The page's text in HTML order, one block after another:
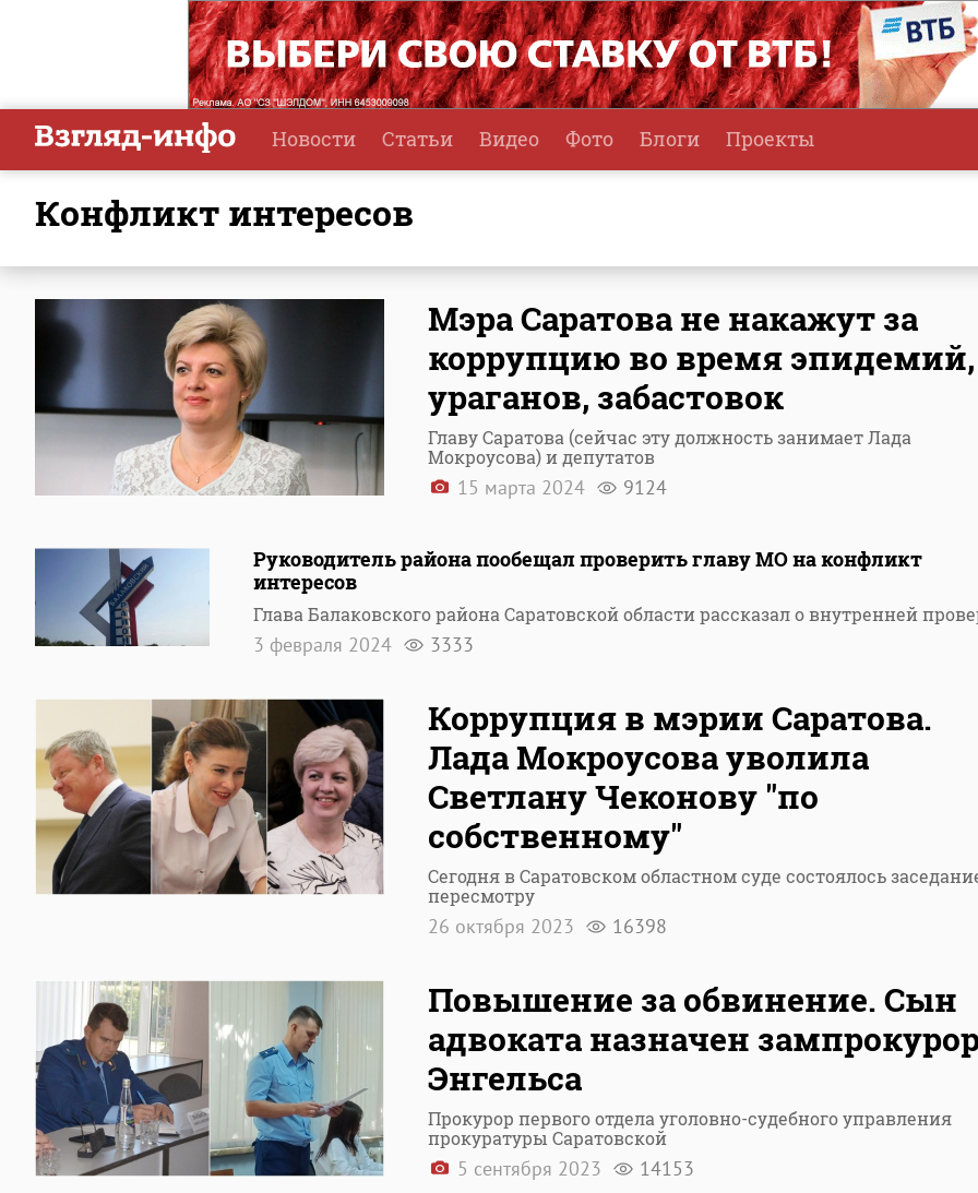
Новости Статьи Видео Фото Блоги Проекты
конфликт интересов
Мэра Саратова не накажут за
коррупцию во время эпидемий,
ураганов, забастовок
Главу Саратова (сейчас эту должность занимает Лада
Мокроусова) и депутатов
15 марта 2024 9124
Руководитель района пообещал проверить главу МО на конфликт
интересов
Глава Балаковского района Саратовской области рассказал о внутренней
3 февраля 2024 3333
Коррупция в мэрии Саратова.
Лада Мокроусова уволила
Светлану Чеконову "по
собственному"
Сегодня в Саратовском областном суде состоялось
пересмотру
26 октября 2023 16398
Повышение за обвинение. Сын
адвоката назначен
Энгельса
Прокурор первого отдела уголовно-судебного управления
прокуратуры Саратовской
5 сентября 2023 14153